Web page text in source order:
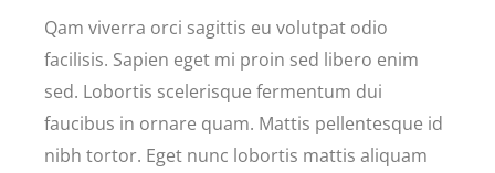
Qam viverra orci sagittis eu volutpat odio
facilisis. Sapien eget mi proin sed libero enim
sed. Lobortis scelerisque fermentum dui
faucibus in ornare quam. Mattis pellentesque id
nibh tortor. Eget nunc lobortis mattis aliquam